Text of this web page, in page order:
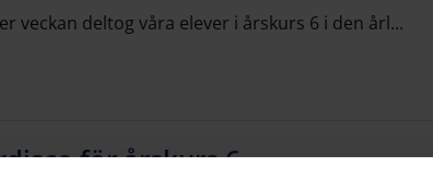
veckan deltog våra elever i årskurs 6 i den årl...
för årskurs 6